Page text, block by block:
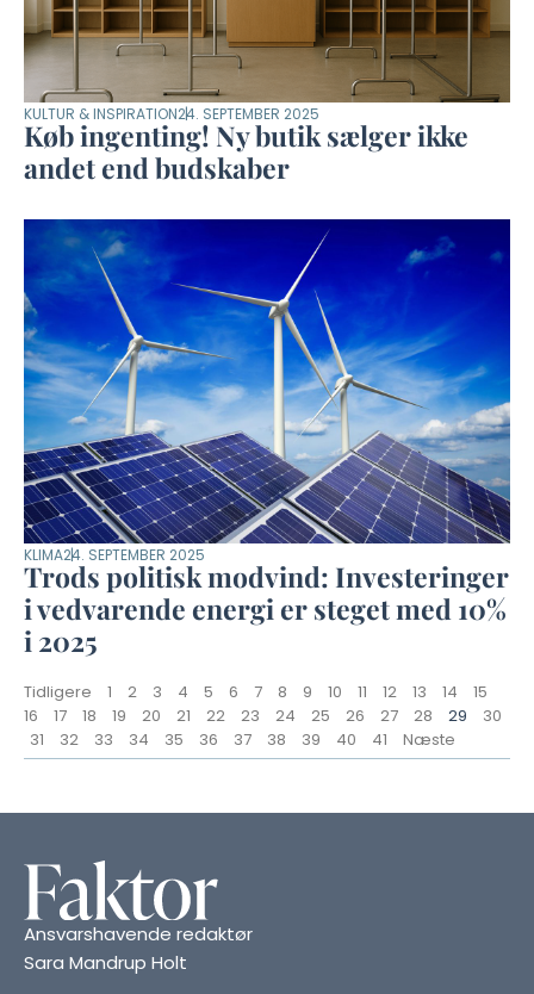
KULTUR & INSPIRATION24. SEPTEMBER 2025
Køb ingenting! Ny butik sælger ikke
andet end budskaber
KLIMA24. SEPTEMBER 2025
Trods politisk modvind: Investeringer
i vedvarende energi er steget med 10%
i 2025
Tidligere 1 2 3 4 5 6 7 8 9 10 11 12 13 14
15
16
17 18 19 20 21 22 23 24 25 26 27 28 29
30
31
32 33 34 35 36 37 38 39 40 41 Næste
Ansvarshavende redaktør
Sara Mandrup Holt